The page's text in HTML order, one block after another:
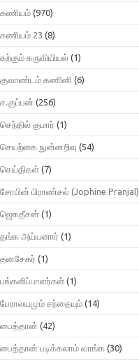
கணியம் (970)
கணியம் 23 (8)
கற்கும் கருவியியல் (1)
குவாண்டம் கணினி (6)
ச.குப்பன் (256)
செந்தில் குமார் (1)
செயற்கை நுன்னறிவு (54)
செய்திகள் (7)
சோபின் பிராண்சல் (Jophine Pranjal)
ஜெகதீசன் (1)
தங்க அய்யனார் (1)
தனசேகர் (1)
பங்களிப்பாளர்கள் (1)
பேராலயமும் சந்தையும் (14)
பைத்தான் (42)
பைத்தான் படிக்கலாம் வாங்க (30)